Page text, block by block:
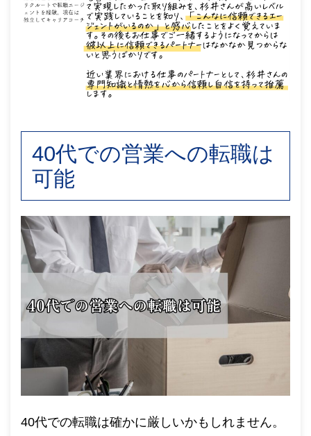
40代での営業への転職は
可能
40代での転職は確かに厳しいかもしれません。